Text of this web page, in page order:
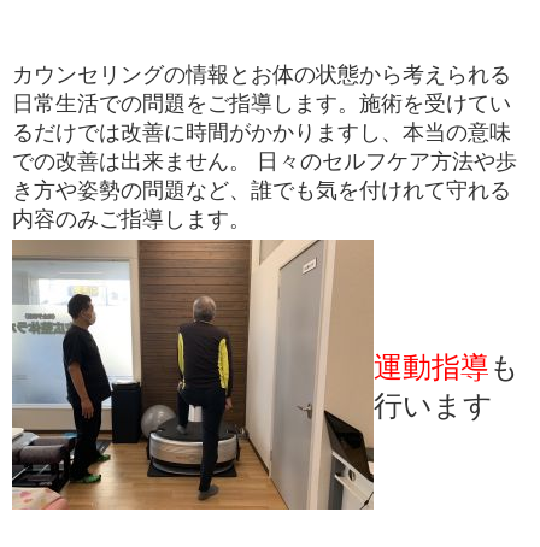
カウンセリングの情報とお体の状態から考えられる
日常生活での問題をご指導します。施術を受けてい
るだけでは改善に時間がかかりますし、本当の意味
での改善は出来ません。 日々のセルフケア方法や歩
き方や姿勢の問題など、誰でも気を付けれて守れる
内容のみご指導します。
運動指導も
行います